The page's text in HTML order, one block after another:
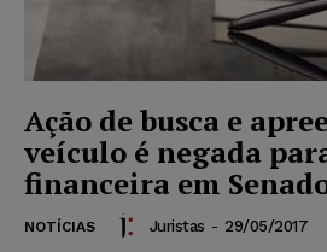
Ação de busca e
veículo é negada
financeira em
NOTÍCIAS Juristas - 29/05/2017